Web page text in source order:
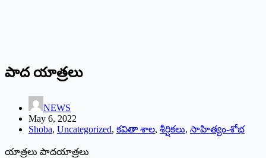
పాద యాత్రలు
NEWS
May 6, 2022
Shoba, Uncategorized, కవితా శాల, శీర్షికలు, సాహిత్యం-శోభ
యాత్రలు పాదయాత్రలు